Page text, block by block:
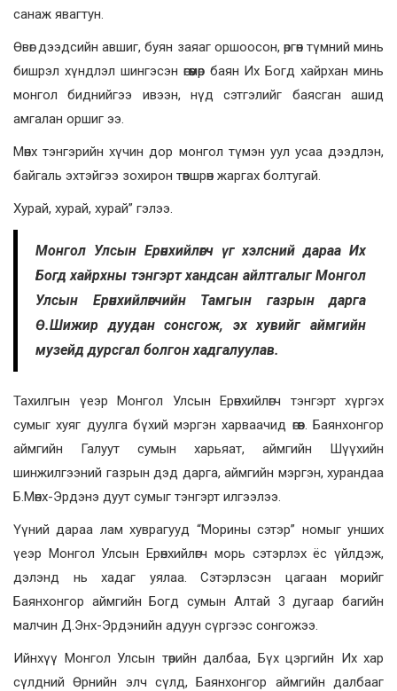
санаж явагтун.
Өвөг дээдсийн авшиг, буян заяаг оршоосон, өргөн түмний минь
бишрэл хүндлэл шингэсэн өгөөмөр баян Их Богд хайрхан минь
монгол биднийгээ ивээн, нүд сэтгэлийг баясган ашид
амгалан оршиг ээ.
Мөнх тэнгэрийн хүчин дор монгол түмэн уул усаа дээдлэн,
байгаль эхтэйгээ зохирон төвшрөн жаргах болтугай.
Хурай, хурай, хурай” гэлээ.
Монгол Улсын Ерөнхийлөгч үг хэлсний дараа Их
Богд хайрхны тэнгэрт хандсан айлтгалыг Монгол
Улсын Ерөнхийлөгчийн Тамгын газрын дарга
Ө.Шижир дуудан сонсгож, эх хувийг аймгийн
музейд дурсгал болгон хадгалуулав.
Тахилгын үеэр Монгол Улсын Ерөнхийлөгч тэнгэрт хүргэх
сумыг хуяг дуулга бүхий мэргэн харваачид өгөв. Баянхонгор
аймгийн Галуут сумын харьяат, аймгийн Шүүхийн
шинжилгээний газрын дэд дарга, аймгийн мэргэн, хурандаа
Б.Мөнх-Эрдэнэ дуут сумыг тэнгэрт илгээлээ.
Үүний дараа лам хуврагууд “Морины сэтэр” номыг унших
үеэр Монгол Улсын Ерөнхийлөгч морь сэтэрлэх ёс үйлдэж,
дэлэнд нь хадаг уялаа. Сэтэрлэсэн цагаан морийг
Баянхонгор аймгийн Богд сумын Алтай 3 дугаар багийн
малчин Д.Энх-Эрдэнийн адуун сүргээс сонгожээ.
Ийнхүү Монгол Улсын төрийн далбаа, Бүх цэргийн Их хар
сүлдний Өрнийн элч сүлд, Баянхонгор аймгийн далбааг